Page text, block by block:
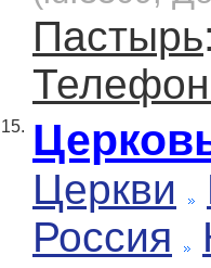
Пастырь
15.
Церкви
Россия